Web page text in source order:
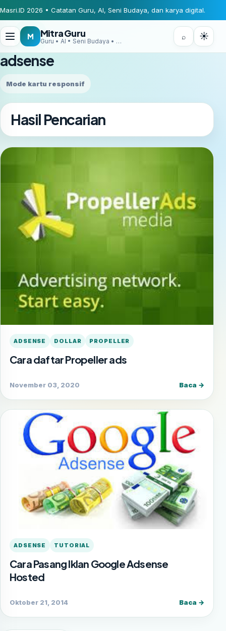
Masri.ID 2026 • Catatan Guru, AI, Seni Budaya, dan karya digital.
M Mitra Guru
Guru • AI • Seni Budaya • Digital Creator
⌕ ☀
adsense
Mode kartu responsif
Hasil Pencarian
ADSENSE DOLLAR PROPELLER
Cara daftar Propeller ads
November 03, 2020 Baca →
ADSENSE TUTORIAL
Cara Pasang Iklan Google Adsense
Hosted
Oktober 21, 2014 Baca →